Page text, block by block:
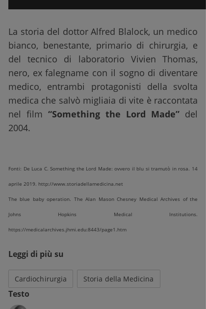
La storia del dottor Alfred Blalock, un medico
bianco, benestante, primario di chirurgia, e
del tecnico di laboratorio Vivien Thomas,
nero, ex falegname con il sogno di diventare
medico, entrambi protagonisti della svolta
medica che salvò migliaia di vite è raccontata
nel film “Something the Lord Made” del
2004.
Fonti: De Luca C. Something the Lord Made: ovvero il blu si tramutò in rosa. 14
aprile 2019. http://www.storiadellamedicina.net
The blue baby operation. The Alan Mason Chesney Medical Archives of the
Johns Hopkins Medical Institutions.
https://medicalarchives.jhmi.edu:8443/page1.htm
Leggi di più su
Cardiochirurgia Storia della Medicina
Testo